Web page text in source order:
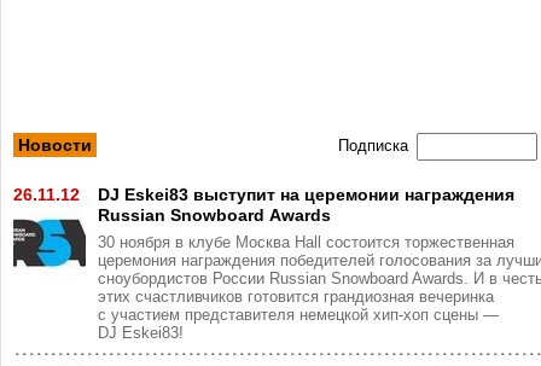
Новости Подписка
26.11.12
DJ Eskei83 выступит на церемонии награждения
Russian Snowboard Awards
30 ноября в клубе Москва Hall состоится торжественная
церемония награждения победителей голосования за
сноубордистов России Russian Snowboard Awards. И в
этих счастливчиков готовится грандиозная вечеринка
с участием представителя немецкой хип-хоп сцены —
DJ Eskei83!